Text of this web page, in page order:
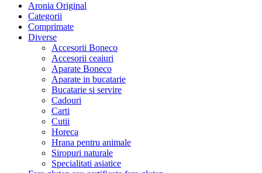
Aronia Original
Categorii
Comprimate
Diverse
Accesorii Boneco
Accesorii ceaiuri
Aparate Boneco
Aparate in bucatarie
Bucatarie si servire
Cadouri
Carti
Cutii
Horeca
Hrana pentru animale
Siropuri naturale
Specialitati asiatice